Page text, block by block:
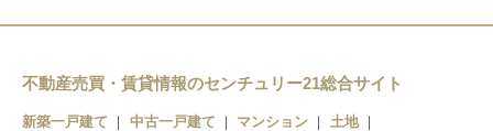
不動産売買・賃貸情報のセンチュリー21総合サイト
新築一戸建て 中古一戸建て マンション
土地